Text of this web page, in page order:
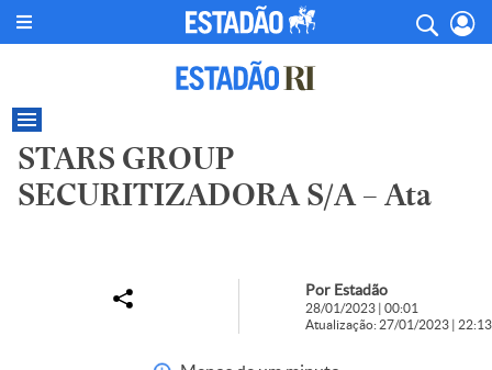
STARS GROUP
SECURITIZADORA S/A – Ata
Por Estadão
28/01/2023 | 00:01
Atualização: 27/01/2023 | 22:13